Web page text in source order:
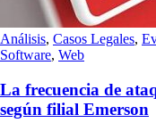
Análisis, Casos Legales,
Software, Web
La frecuencia de
según filial Emerson